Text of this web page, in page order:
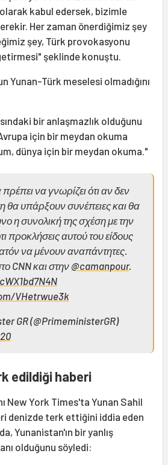
olarak kabul edersek, bizimle
Her zaman önerdiğimiz şey
şey, Türk provokasyonu
şeklinde konuştu.
Yunan-Türk meselesi olmadığını
bir anlaşmazlık olduğunu
için bir meydan okuma
dünya için bir meydan okuma."
να γνωρίζει ότι αν δεν
θα υπάρξουν συνέπειες και θα
η συνολική της σχέση με την
προκλήσεις αυτού του είδους
να μένουν αναπάντητες.
CNN και στην @camanpour.
VHetrwue3k
GR (@PrimeministerGR)
edildiği haberi
New York Times'ta Yunan Sahil
denizde terk ettiğini iddia eden
Yunanistan'ın bir yanlış
olduğunu söyledi: